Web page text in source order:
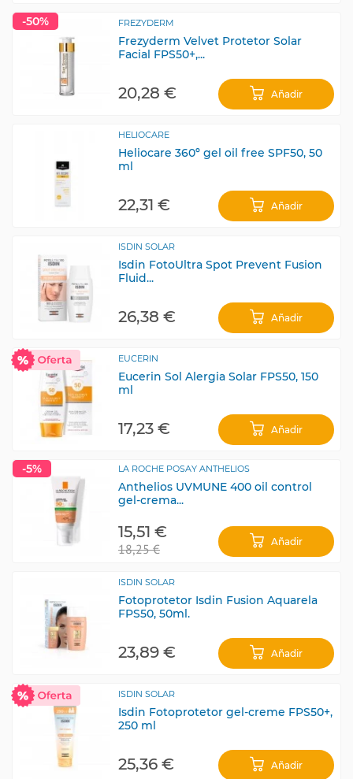
-50% FREZYDERM
Frezyderm Velvet Protetor Solar
Facial FPS50+,...
20,28 € Añadir
HELIOCARE
Heliocare 360º gel oil free SPF50, 50
ml
22,31 € Añadir
ISDIN SOLAR
Isdin FotoUltra Spot Prevent Fusion
Fluid...
26,38 € Añadir
EUCERIN
Eucerin Sol Alergia Solar FPS50, 150
ml
17,23 € Añadir
-5% LA ROCHE POSAY ANTHELIOS
Anthelios UVMUNE 400 oil control
gel-crema...
15,51 €
18,25 € Añadir
ISDIN SOLAR
Fotoprotetor Isdin Fusion Aquarela
FPS50, 50ml.
23,89 € Añadir
ISDIN SOLAR
Isdin Fotoprotetor gel-creme FPS50+,
250 ml
25,36 € Añadir